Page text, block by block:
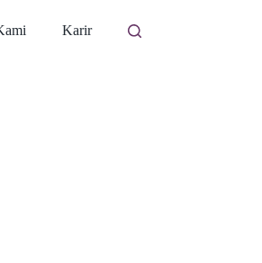
Karir